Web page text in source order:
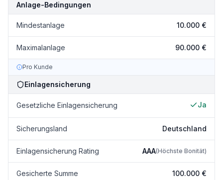
Anlage-Bedingungen
Mindestanlage 10.000 €
Maximalanlage 90.000 €
Pro Kunde
Einlagensicherung
Gesetzliche Einlagensicherung Ja
Sicherungsland Deutschland
Einlagensicherung Rating AAA(Höchste Bonität)
Gesicherte Summe 100.000 €